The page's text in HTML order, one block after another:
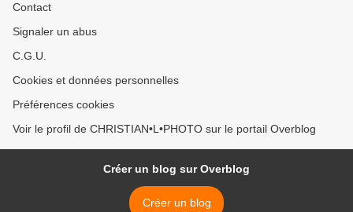
Contact
Signaler un abus
C.G.U.
Cookies et données personnelles
Préférences cookies
Voir le profil de CHRISTIAN•L•PHOTO sur le portail Overblog
Créer un blog sur Overblog
Créer un blog